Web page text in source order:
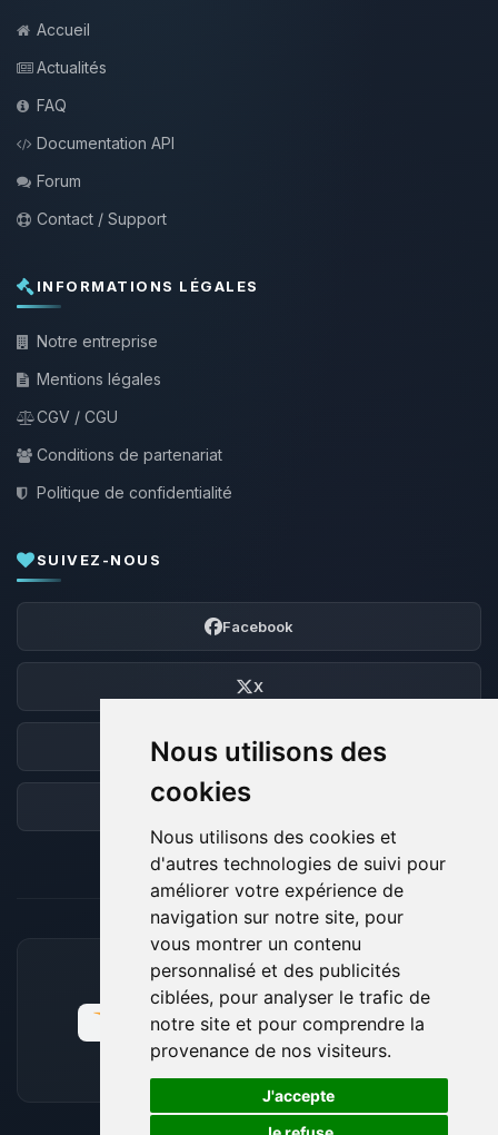
Nous utilisons des
cookies
Nous utilisons des cookies et
d'autres technologies de suivi pour
améliorer votre expérience de
navigation sur notre site, pour
vous montrer un contenu
personnalisé et des publicités
ciblées, pour analyser le trafic de
notre site et pour comprendre la
provenance de nos visiteurs.
J'accepte
Accueil
Actualités
FAQ
Documentation API
Forum
Contact / Support
INFORMATIONS LÉGALES
Notre entreprise
Mentions légales
CGV / CGU
Conditions de partenariat
Politique de confidentialité
SUIVEZ-NOUS
Facebook
X
Discord
Forum
MOYENS DE PAIEMENT ACCEPTÉS
🍪